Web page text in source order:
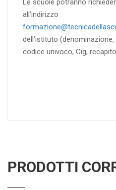
Le scuole potranno
all’indirizzo
dell’istituto
codice univoco, Cig,
PRODOTTI